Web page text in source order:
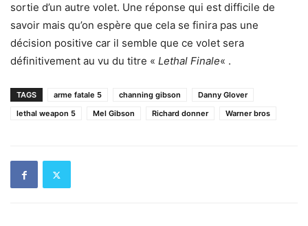
sortie d’un autre volet. Une réponse qui est difficile de
savoir mais qu’on espère que cela se finira pas une
décision positive car il semble que ce volet sera
définitivement au vu du titre « Lethal Finale« .
TAGS arme fatale 5 channing gibson
Danny Glover
lethal weapon 5
Mel Gibson Richard donner Warner bros